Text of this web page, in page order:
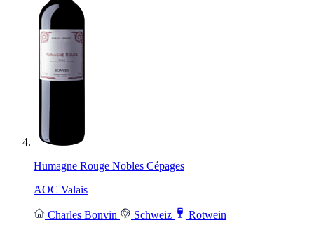
Humagne Rouge Nobles Cépages
AOC Valais
Charles Bonvin Schweiz
Rotwein